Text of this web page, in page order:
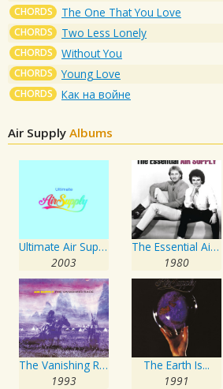
CHORDS The One That You Love
CHORDS Two Less Lonely
CHORDS Without You
CHORDS Young Love
CHORDS Как на войне
Air Supply Albums
Ultimate Air Supply
2003
The Essential Air Supply
1980
The Vanishing Race
1993
The Earth Is...
1991